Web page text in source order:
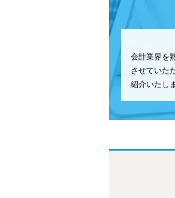
会計業界を
させていた
紹介いたし